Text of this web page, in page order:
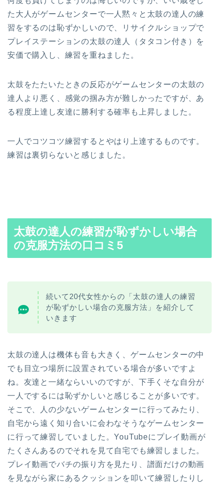
た大人がゲームセンターで一人黙々と太鼓の達人の練
習をするのは恥ずかしいので、リサイクルショップで
プレイステーションの太鼓の達人（タタコン付き）を
安価で購入し、練習を重ねました。
太鼓をたたいたときの反応がゲームセンターの太鼓の
達人より悪く、感覚の掴み方が難しかったですが、あ
る程度上達し友達に勝利する確率も上昇しました。
一人でコツコツ練習するとやはり上達するものです。
練習は裏切らないと感じました。
太鼓の達人の練習が恥ずかしい場合
の克服方法の口コミ5
続いて20代女性からの「太鼓の達人の練習
が恥ずかしい場合の克服方法」を紹介して
いきます
太鼓の達人は機体も音も大きく、ゲームセンターの中
でも目立つ場所に設置されている場合が多いですよ
ね。 友達と一緒ならいいのですが、下手くそな自分が
一人でするには恥ずかしいと感じることが多いです。
そこで、人の少ないゲームセンターに行ってみたり、
自宅から遠く知り合いに会わなそうなゲームセンター
に行って練習していました。YouTubeにプレイ動画が
たくさんあるのでそれを見て自宅でも練習しました。
プレイ動画でバチの振り方を見たり、譜面だけの動画
を見ながら家にあるクッションを叩いて練習したりし